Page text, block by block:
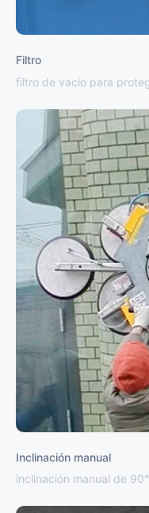
Filtro
filtro de vacío para
Inclinación manual
inclinación manual de 90°